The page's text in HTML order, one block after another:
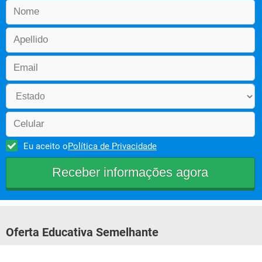
    * Aplicar os conhecimentos adquiridos, especificamente os
métodos e técnicas dirigidas à preservação da saúde do
trabalho.
    * Empregar os programas de qualidade total no programa
de promoção e proteção da saúde do trabalhador.
Eu aceito oPolítica de Privacidade
Oferta Educativa Semelhante